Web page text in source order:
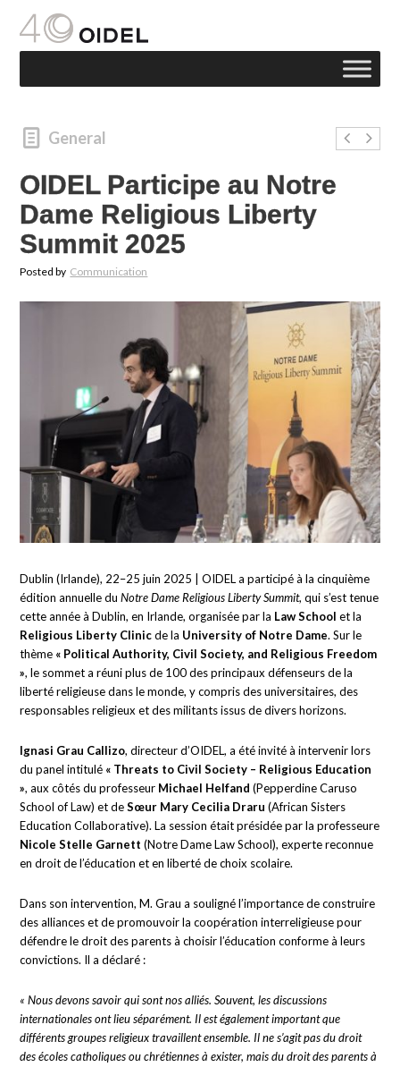
General
OIDEL Participe au Notre
Dame Religious Liberty
Summit 2025
Posted by Communication
Dublin (Irlande), 22–25 juin 2025 | OIDEL a participé à la cinquième
édition annuelle duNotre Dame Religious Liberty Summit, qui s’est tenue
cette année à Dublin, en Irlande, organisée par la Law School et la
Religious Liberty Clinicde la University of Notre Dame. Sur le
thème « Political Authority, Civil Society, and Religious Freedom
», le sommet a réuni plus de 100 des principaux défenseurs de la
liberté religieuse dans le monde, y compris des universitaires, des
responsables religieux et des militants issus de divers horizons.
Ignasi Grau Callizo, directeur d’OIDEL, a été invité à intervenir lors
du panel intitulé « Threats to Civil Society – Religious Education
», aux côtés du professeur Michael Helfand (Pepperdine Caruso
School of Law) et deSœur Mary Cecilia Draru (African Sisters
Education Collaborative). La session était présidée par la professeure
Nicole Stelle Garnett (Notre Dame Law School), experte reconnue
en droit de l’éducation et en liberté de choix scolaire.
Dans son intervention, M. Grau a souligné l’importance de construire
des alliances et de promouvoir la coopération interreligieuse pour
défendre le droit des parents à choisir l’éducation conforme à leurs
convictions. Il a déclaré :
« Nous devons savoir qui sont nos alliés.Souvent, les discussions
internationales ont lieu séparément. Il est également important que
différents groupes religieux travaillent ensemble. Il ne s’agit pas du droit
des écoles catholiques ou chrétiennes à exister, mais du droit des parents à